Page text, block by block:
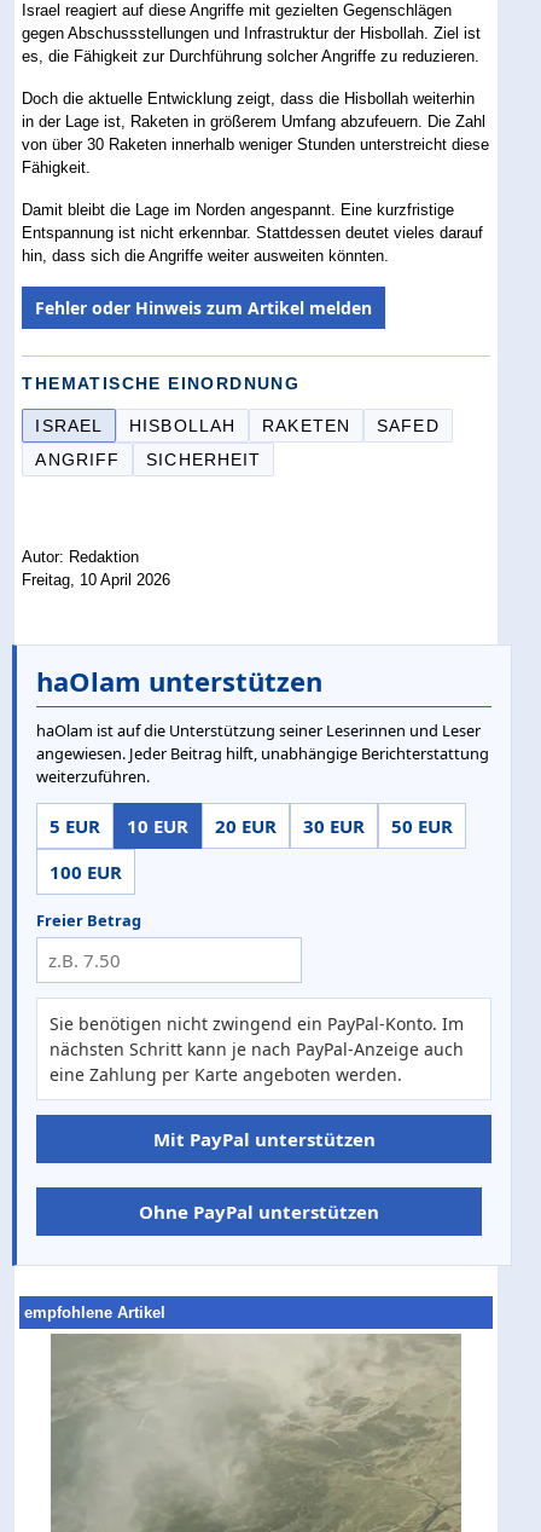
Israel reagiert auf diese Angriffe mit gezielten Gegenschlägen
gegen Abschussstellungen und Infrastruktur der Hisbollah. Ziel ist
es, die Fähigkeit zur Durchführung solcher Angriffe zu reduzieren.
Doch die aktuelle Entwicklung zeigt, dass die Hisbollah weiterhin
in der Lage ist, Raketen in größerem Umfang abzufeuern. Die Zahl
von über 30 Raketen innerhalb weniger Stunden unterstreicht diese
Fähigkeit.
Damit bleibt die Lage im Norden angespannt. Eine kurzfristige
Entspannung ist nicht erkennbar. Stattdessen deutet vieles darauf
hin, dass sich die Angriffe weiter ausweiten könnten.
Fehler oder Hinweis zum Artikel melden
THEMATISCHE EINORDNUNG
ISRAEL HISBOLLAH RAKETEN
SAFED
ANGRIFF
SICHERHEIT
Autor: Redaktion
Freitag, 10 April 2026
haOlam unterstützen
haOlam ist auf die Unterstützung seiner Leserinnen und Leser
angewiesen. Jeder Beitrag hilft, unabhängige Berichterstattung
weiterzuführen.
5 EUR 10 EUR 20 EUR 30 EUR
50 EUR
100 EUR
Freier Betrag
Sie benötigen nicht zwingend ein PayPal-Konto. Im
nächsten Schritt kann je nach PayPal-Anzeige auch
eine Zahlung per Karte angeboten werden.
Mit PayPal unterstützen
Ohne PayPal unterstützen
empfohlene Artikel